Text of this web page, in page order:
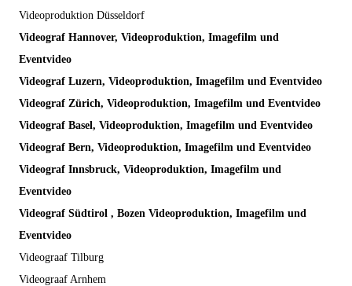
Videoproduktion Düsseldorf
Videograf Hannover, Videoproduktion, Imagefilm und
Eventvideo
Videograf Luzern, Videoproduktion, Imagefilm und Eventvideo
Videograf Zürich, Videoproduktion, Imagefilm und Eventvideo
Videograf Basel, Videoproduktion, Imagefilm und Eventvideo
Videograf Bern, Videoproduktion, Imagefilm und Eventvideo
Videograf Innsbruck, Videoproduktion, Imagefilm und
Eventvideo
Videograf Südtirol , Bozen Videoproduktion, Imagefilm und
Eventvideo
Videograaf Tilburg
Videograaf Arnhem